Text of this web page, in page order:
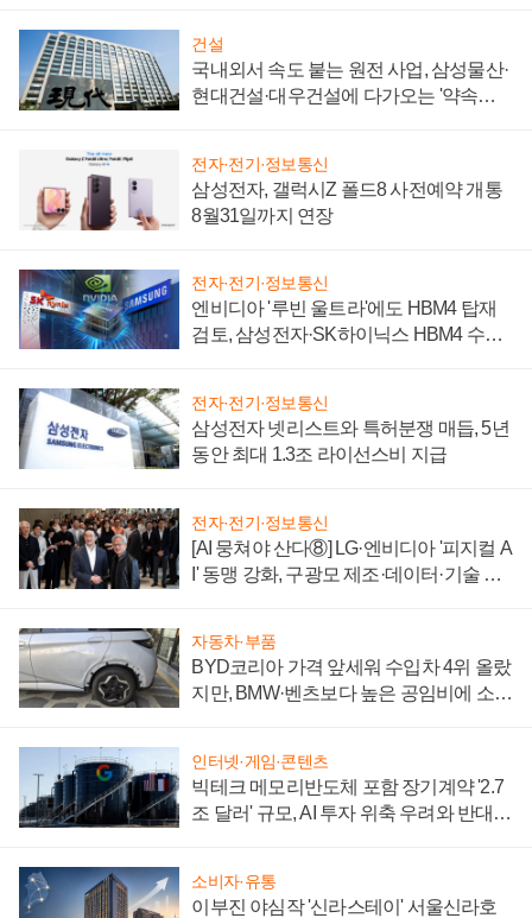
건설
국내외서 속도 붙는 원전 사업, 삼성물산·
현대건설·대우건설에 다가오는 '약속의
전자·전기·정보통신
삼성전자, 갤럭시Z 폴드8 사전예약 개통
8월31일까지 연장
전자·전기·정보통신
엔비디아 '루빈 울트라'에도 HBM4 탑재
검토, 삼성전자·SK하이닉스 HBM4 수율
전자·전기·정보통신
삼성전자 넷리스트와 특허분쟁 매듭, 5년
동안 최대 1.3조 라이선스비 지급
전자·전기·정보통신
[AI 뭉쳐야 산다⑧] LG·엔비디아 '피지컬 A
I' 동맹 강화, 구광모 제조·데이터·기술 결
자동차·부품
BYD코리아 가격 앞세워 수입차 4위 올랐
지만, BMW·벤츠보다 높은 공임비에 소비
인터넷·게임·콘텐츠
빅테크 메모리반도체 포함 장기계약 '2.7
조 달러' 규모, AI 투자 위축 우려와 반대
소비자·유통
이부진 야심작 '신라스테이' 서울신라호